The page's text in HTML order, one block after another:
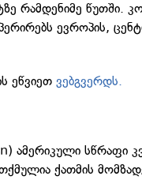
რამდენიმე წუთში.
ევროპის,
ეწვიეთ ვებგვერდს.
ამერიკული სწრაფი
ქათმის